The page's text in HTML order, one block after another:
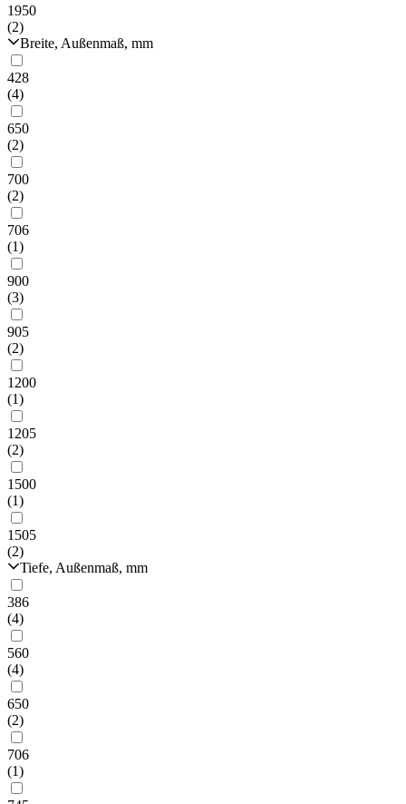
1950
(2)
Breite, Außenmaß, mm
428
(4)
650
(2)
700
(2)
706
(1)
900
(3)
905
(2)
1200
(1)
1205
(2)
1500
(1)
1505
(2)
Tiefe, Außenmaß, mm
386
(4)
560
(4)
650
(2)
706
(1)